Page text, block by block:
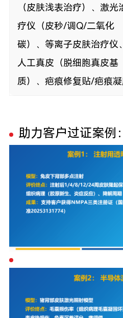
（皮肤浅表治疗）、激光
疗仪（皮秒/调Q/二氧化
碳）、等离子皮肤治疗仪、
人工真皮（脱细胞真皮基
质）、疤痕修复贴/疤痕
助力客户过证案例：